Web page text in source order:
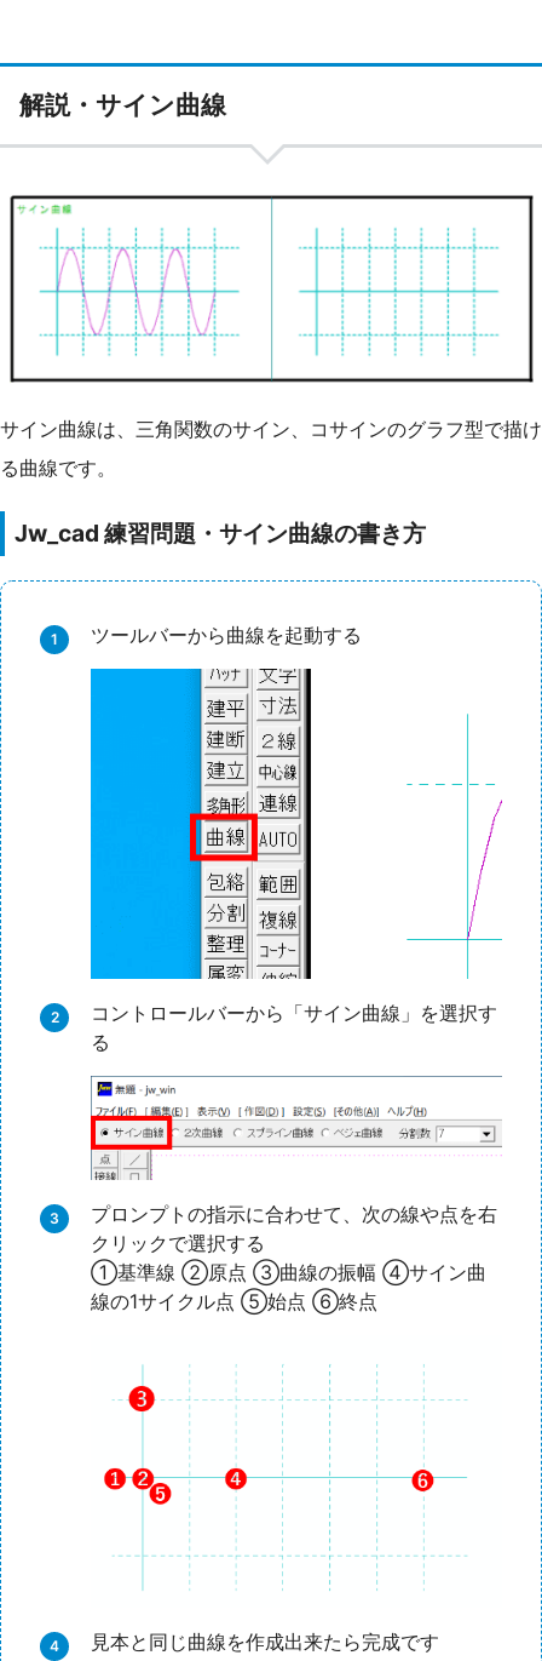
解説・サイン曲線
サイン曲線は、三角関数のサイン、コサインのグラフ型で描け
る曲線です。
Jw_cad 練習問題・サイン曲線の書き方
ツールバーから曲線を起動する
コントロールバーから「サイン曲線」を選択す
る
プロンプトの指示に合わせて、次の線や点を右
クリックで選択する
①基準線 ②原点 ③曲線の振幅 ④サイン曲
線の1サイクル点 ⑤始点 ⑥終点
見本と同じ曲線を作成出来たら完成です